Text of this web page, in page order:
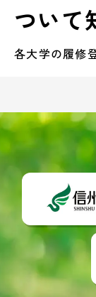
ついて
各大学の履修